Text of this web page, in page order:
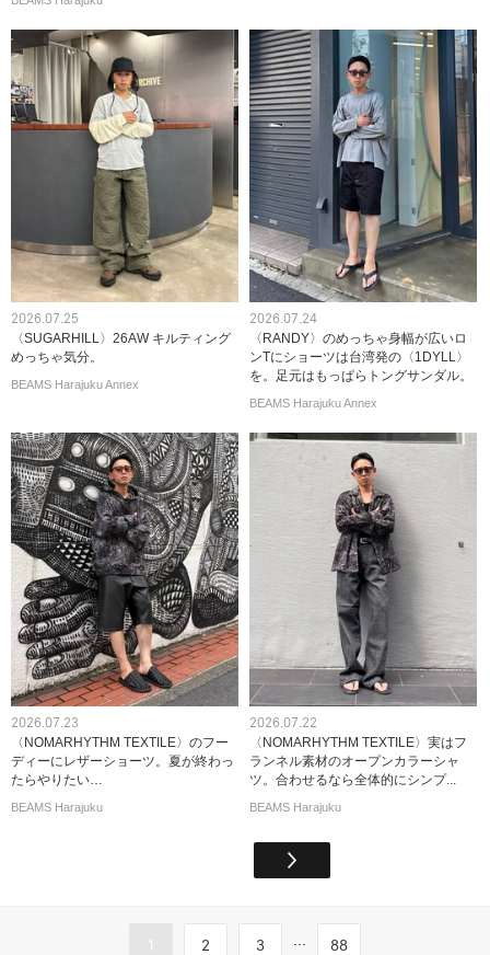
2026.07.25
〈SUGARHILL〉26AW キルティング
めっちゃ気分。
BEAMS Harajuku Annex
2026.07.24
〈RANDY〉のめっちゃ身幅が広いロ
ンTにショーツは台湾発の〈1DYLL〉
を。足元はもっぱらトングサンダル。
BEAMS Harajuku Annex
2026.07.23
〈NOMARHYTHM TEXTILE〉のフー
ディーにレザーショーツ。夏が終わっ
たらやりたい…
BEAMS Harajuku
2026.07.22
〈NOMARHYTHM TEXTILE〉実はフ
ランネル素材のオープンカラーシャ
ツ。合わせるなら全体的にシンプ...
BEAMS Harajuku
1 2 3 ... 88